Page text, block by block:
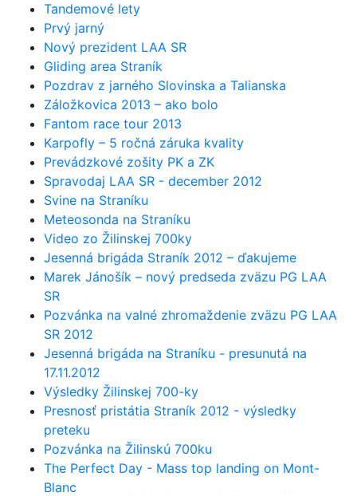
Tandemové lety
Prvý jarný
Nový prezident LAA SR
Gliding area Straník
Pozdrav z jarného Slovinska a Talianska
Záložkovica 2013 – ako bolo
Fantom race tour 2013
Karpofly – 5 ročná záruka kvality
Prevádzkové zošity PK a ZK
Spravodaj LAA SR - december 2012
Svine na Straníku
Meteosonda na Straníku
Video zo Žilinskej 700ky
Jesenná brigáda Straník 2012 – ďakujeme
Marek Jánošík – nový predseda zväzu PG LAA
SR
Pozvánka na valné zhromaždenie zväzu PG LAA
SR 2012
Jesenná brigáda na Straníku - presunutá na
17.11.2012
Výsledky Žilinskej 700-ky
Presnosť pristátia Straník 2012 - výsledky
preteku
Pozvánka na Žilinskú 700ku
The Perfect Day - Mass top landing on Mont-
Blanc